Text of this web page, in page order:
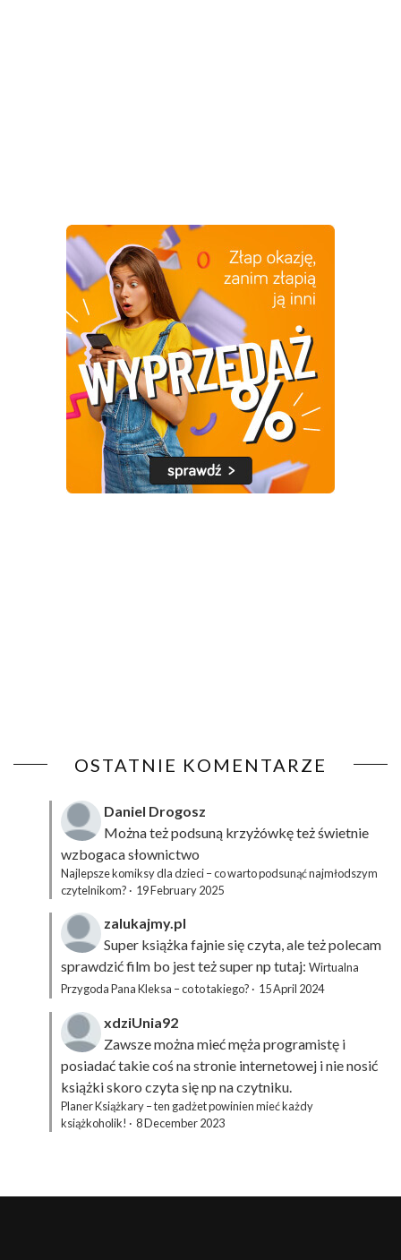
OSTATNIE KOMENTARZE
Daniel Drogosz
Można też podsuną krzyżówkęteż świetnie
wzbogaca słownictwo
Najlepsze komiksy dla dzieci – co warto podsunąć najmłodszym
czytelnikom? · 19 February 2025
zalukajmy.pl
Super książka fajnie się czyta, ale też polecam
sprawdzić film bo jest też super np tutaj: Wirtualna
Przygoda Pana Kleksa – co to takiego? · 15 April 2024
xdziUnia92
Zawsze można mieć męża programistę i
posiadać takie coś na stronie internetowej i nie nosić
książki skoro czyta się np na czytniku.
Planer Książkary – ten gadżet powinien mieć każdy
książkoholik! · 8 December 2023